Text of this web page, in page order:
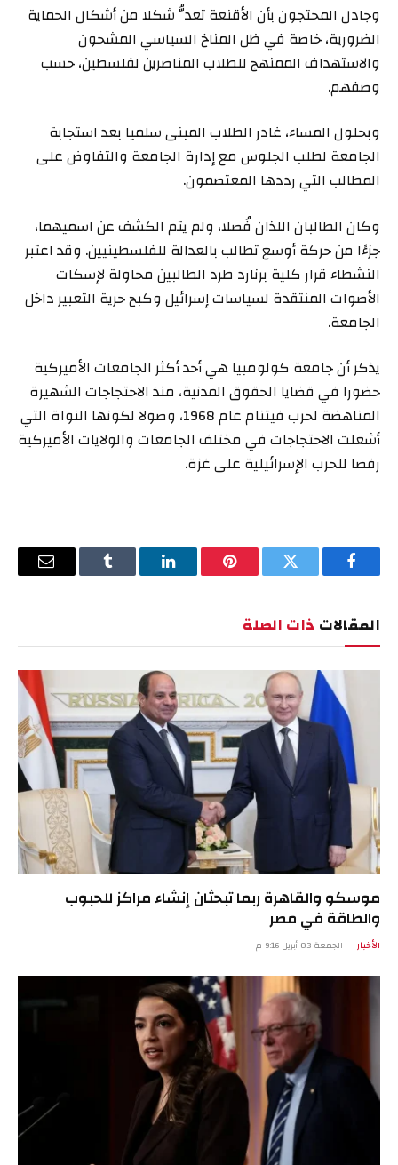
وجادل المحتجون بأن الأقنعة تعدُّ شكلا من أشكال الحماية
الضرورية، خاصة في ظل المناخ السياسي المشحون
والاستهداف الممنهج للطلاب المناصرين لفلسطين، حسب
وصفهم.
وبحلول المساء، غادر الطلاب المبنى سلميا بعد استجابة
الجامعة لطلب الجلوس مع إدارة الجامعة والتفاوض على
المطالب التي رددها المعتصمون.
وكان الطالبان اللذان فُصلا، ولم يتم الكشف عن اسميهما،
جزءًا من حركة أوسع تطالب بالعدالة للفلسطينيين. وقد اعتبر
النشطاء قرار كلية برنارد طرد الطالبين محاولة لإسكات
الأصوات المنتقدة لسياسات إسرائيل وكبح حرية التعبير داخل
الجامعة.
يذكر أن جامعة كولومبيا هي أحد أكثر الجامعات الأميركية
حضورا في قضايا الحقوق المدنية، منذ الاحتجاجات الشهيرة
المناهضة لحرب فيتنام عام 1968، وصولا لكونها النواة التي
أشعلت الاحتجاجات في مختلف الجامعات والولايات الأميركية
رفضا للحرب الإسرائيلية على غزة.
فيسبوك تويتر بينتيريستلينكدإن Tumblr
البريد
المقالات ذات الصلة
موسكو والقاهرة ربما تبحثان إنشاء مراكز للحبوب
والطاقة في مصر
الأخبار الجمعة 03 أبريل 9:16 م